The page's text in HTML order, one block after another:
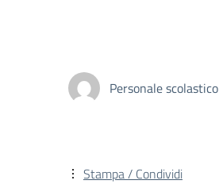
Personale scolastico
Stampa / Condividi